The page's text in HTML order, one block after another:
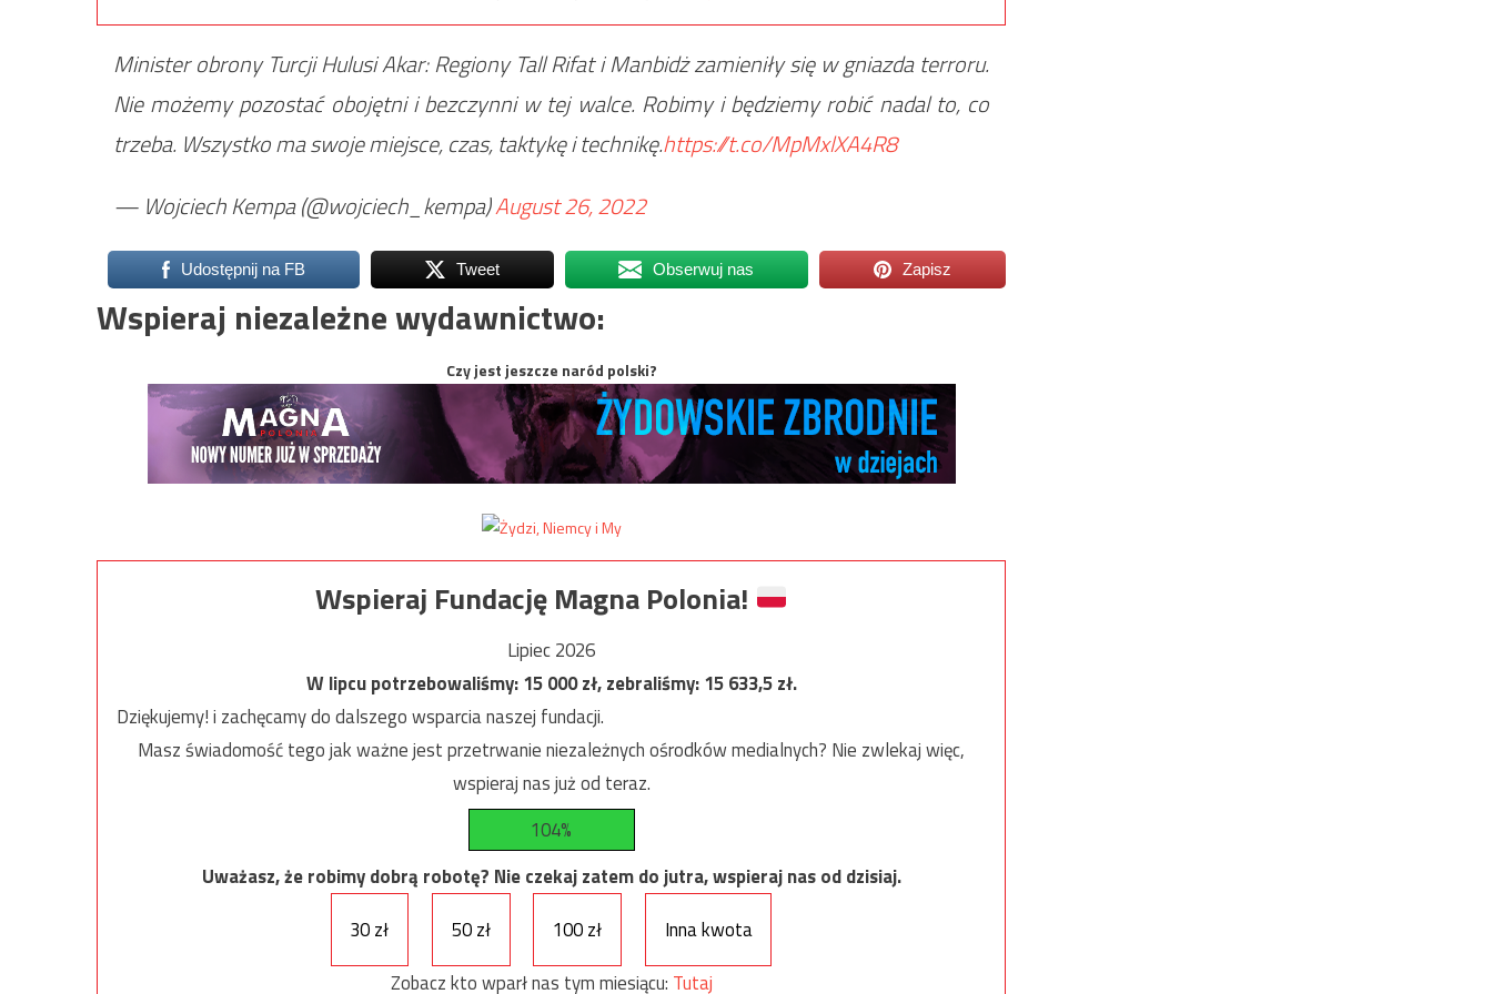
Minister obrony Turcji Hulusi Akar: Regiony Tall Rifat i Manbidż zamieniły się w gniazda terroru.
Nie możemy pozostać obojętni i bezczynni w tej walce. Robimy i będziemy robić nadal to, co
trzeba. Wszystko ma swoje miejsce, czas, taktykę i technikę.https://t.co/MpMxlXA4R8
— Wojciech Kempa (@wojciech_kempa)August 26, 2022
Udostępnij na FB Tweet Obserwuj nas Zapisz
Wspieraj niezależne wydawnictwo:
Czy jest jeszcze naród polski?
Wspieraj Fundację Magna Polonia!
Lipiec 2026
W lipcu potrzebowaliśmy:15 000zł, zebraliśmy:15 633,5zł.
Dziękujemy! i zachęcamy do dalszego wsparcia naszej fundacji.
Masz świadomość tego jak ważne jest przetrwanie niezależnych ośrodków medialnych? Nie zwlekaj więc,
wspieraj nas już od teraz.
104%
Uważasz, że robimy dobrą robotę? Nie czekaj zatem do jutra, wspieraj nas od dzisiaj.
30 zł
50 zł 100 zł
Inna kwota
Zobacz kto wparł nas tym miesiącu: Tutaj